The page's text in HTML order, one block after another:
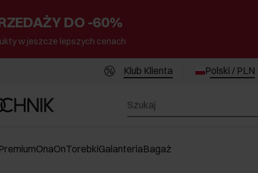
DO -60%
w jeszcze lepszych cenach
Klub Klienta Polski / PLN
PremiumOnaOnTorebkiGalanteriaBagaż